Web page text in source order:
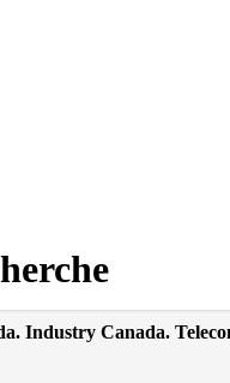
Industry Canada.